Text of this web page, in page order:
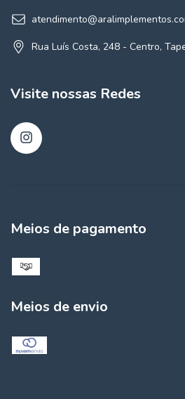
Rua Luís Costa, 248 - Centro,
Visite nossas Redes
Meios de pagamento
Meios de envio